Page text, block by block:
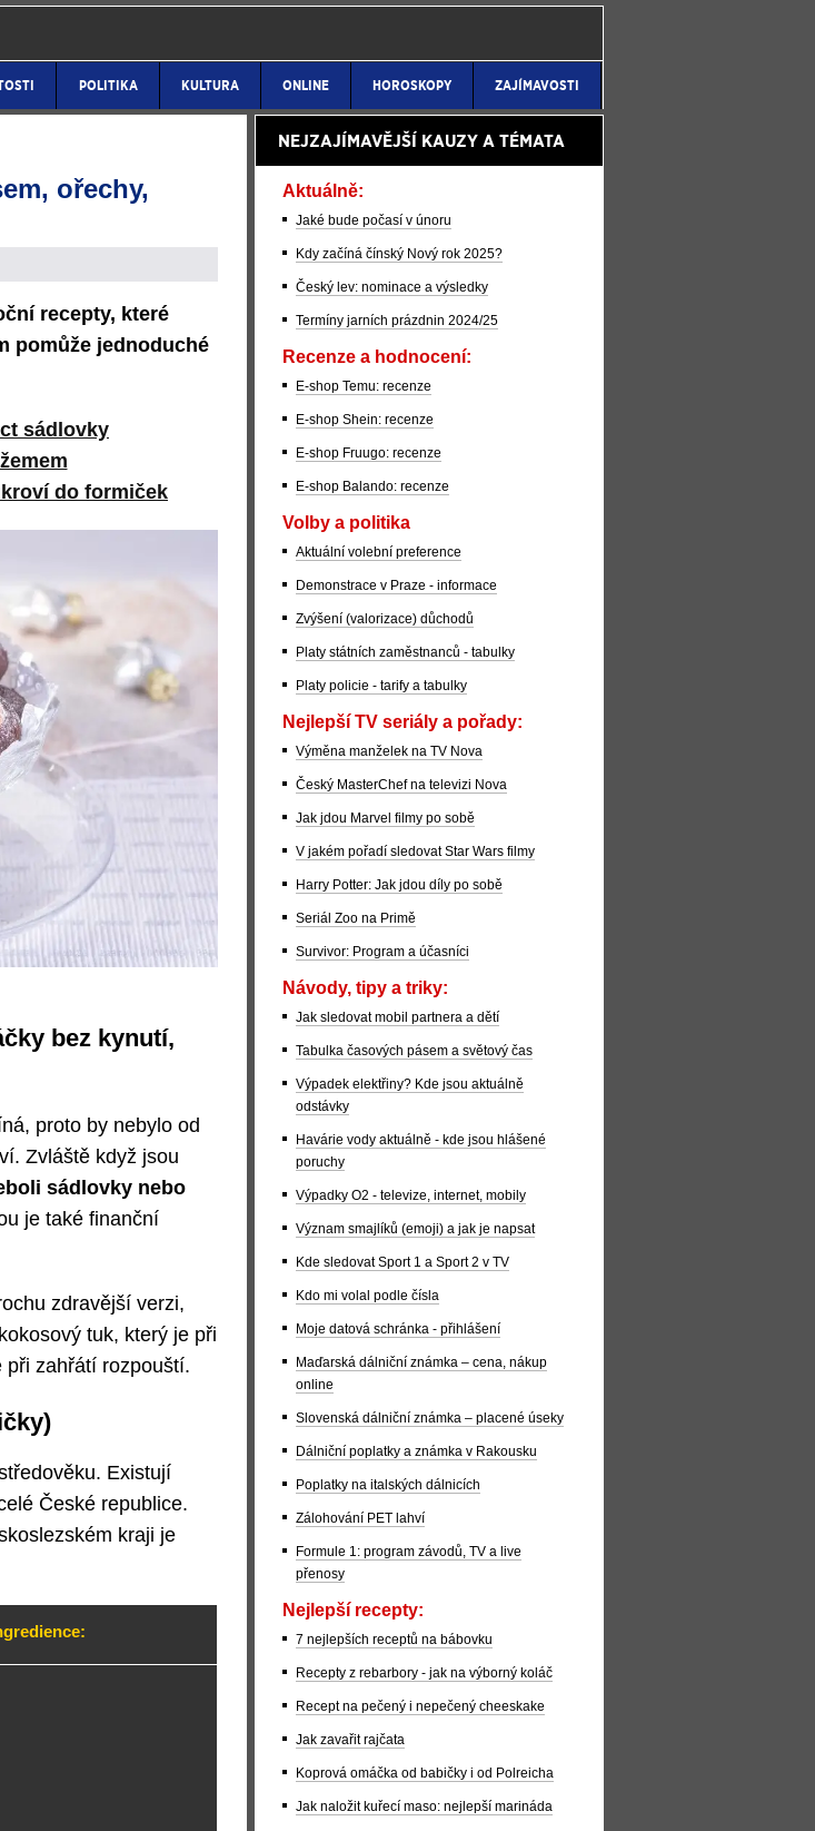
POLITIKA KULTURA ONLINE HOROSKOPY ZAJÍMAVOSTI
ořechy,
recepty, které
pomůže jednoduché
sádlovky
do formiček
bez kynutí,
proto by nebylo od
Zvláště když jsou
sádlovky nebo
je také finanční
zdravější verzi,
tuk, který je při
při zahřátí rozpouští.
Existují
České republice.
kraji je
NEJZAJÍMAVĚJŠÍ KAUZY A TÉMATA
Aktuálně:
Jaké bude počasí v únoru
Kdy začíná čínský Nový rok 2025?
Český lev: nominace a výsledky
Termíny jarních prázdnin 2024/25
Recenze a hodnocení:
E-shop Temu: recenze
E-shop Shein: recenze
E-shop Fruugo: recenze
E-shop Balando: recenze
Volby a politika
Aktuální volební preference
Demonstrace v Praze - informace
Zvýšení (valorizace) důchodů
Platy státních zaměstnanců - tabulky
Platy policie - tarify a tabulky
Nejlepší TV seriály a pořady:
Výměna manželek na TV Nova
Český MasterChef na televizi Nova
Jak jdou Marvel filmy po sobě
V jakém pořadí sledovat Star Wars filmy
Harry Potter: Jak jdou díly po sobě
Seriál Zoo na Primě
Survivor: Program a účasníci
Návody, tipy a triky:
Jak sledovat mobil partnera a dětí
Tabulka časových pásem a světový čas
Výpadek elektřiny? Kde jsou aktuálně
odstávky
Havárie vody aktuálně - kde jsou hlášené
poruchy
Výpadky O2 - televize, internet, mobily
Význam smajlíků (emoji) a jak je napsat
Kde sledovat Sport 1 a Sport 2 v TV
Kdo mi volal podle čísla
Moje datová schránka - přihlášení
Maďarská dálniční známka – cena, nákup
online
Slovenská dálniční známka – placené úseky
Dálniční poplatky a známka v Rakousku
Poplatky na italských dálnicích
Zálohování PET lahví
Formule 1: program závodů, TV a live
přenosy
Nejlepší recepty:
7 nejlepších receptů na bábovku
Recepty z rebarbory - jak na výborný koláč
Recept na pečený i nepečený cheeskake
Jak zavařit rajčata
Koprová omáčka od babičky i od Polreicha
Jak naložit kuřecí maso: nejlepší marináda